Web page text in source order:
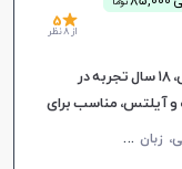
5
از 8 نظر
مدرک تی تی سی آیلتس از دانشگاه شهید بهشتی، ۱۸ سال تجربه در
آیلتس، مناسب برای
آ
یلتس، مکالمه زبان انگلیسی، زبان انگلیسی عمومی، گرامر زبان انگلیسی، زبان انگلیسی تجاری، زبان انگلیسی آمریکایی، زبان انگلیسی کنکور سراسری، زبان انگلیسی کنکور کاردانی، زبان انگلیسی کنکور ارشد، زبان انگلیسی کنکور دکتری، زبان انگلیسی هفتم دبیرستان، زبان انگلیسی هشتم دبیرستان، زبان انگلیسی نهم دبیرستان، زبان انگلیسی دهم دبیرستان، زبان انگلیسی یازدهم دبیرستان، زبان انگلیسی دوازدهم دبیرستان، تافل، جی آر ای، دولینگو، تولیمو